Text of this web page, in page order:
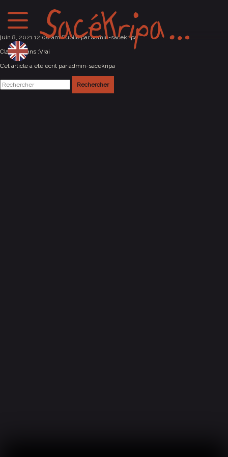
Aarau / Suisse
juin 8, 2021 12:00 am Publié paradmin-sacekripa
Classés dans :Vrai
Cet article a été écrit par admin-sacekripa
Rechercher